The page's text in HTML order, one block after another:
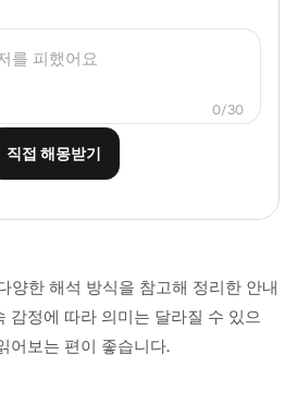
0/30
직접 해몽받기
양한 해석 방식을 참고해 정리한 안내
감정에 따라 의미는 달라질 수 있으
어보는 편이 좋습니다.